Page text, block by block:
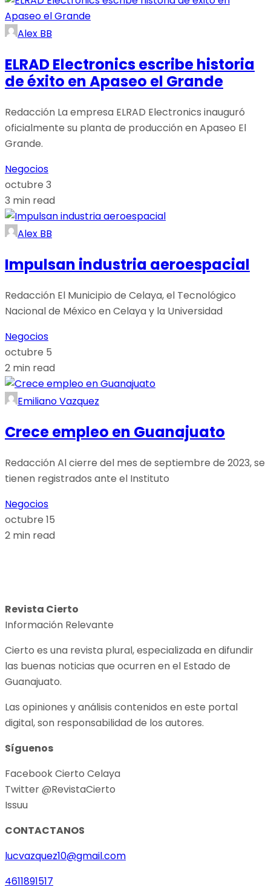
Alex BB
ELRAD Electronics escribe historia
de éxito en Apaseo el Grande
Redacción La empresa ELRAD Electronics inauguró
oficialmente su planta de producción en Apaseo El
Grande.
Negocios
octubre 3
3 min read
Alex BB
Impulsan industria aeroespacial
Redacción El Municipio de Celaya, el Tecnológico
Nacional de México en Celaya y la Universidad
Negocios
octubre 5
2 min read
Emiliano Vazquez
Crece empleo en Guanajuato
Redacción Al cierre del mes de septiembre de 2023, se
tienen registrados ante el Instituto
Negocios
octubre 15
2 min read
Revista Cierto
Información Relevante
Cierto es una revista plural, especializada en difundir
las buenas noticias que ocurren en el Estado de
Guanajuato.
Las opiniones y análisis contenidos en este portal
digital, son responsabilidad de los autores.
Síguenos
Facebook Cierto Celaya
Twitter @RevistaCierto
Issuu
CONTACTANOS
lucvazquez10@gmail.com
4611891517